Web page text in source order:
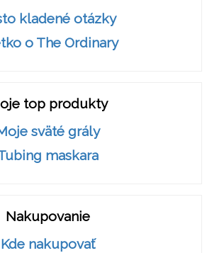
kladené otázky
o The Ordinary
top produkty
sväté grály
maskara
Nakupovanie
Kde nakupovať